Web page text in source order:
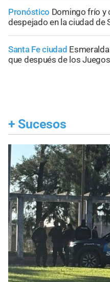
Pronóstico Domingo frío y
despejado en la ciudad de
Santa Fe ciudad
que después de los
+ Sucesos